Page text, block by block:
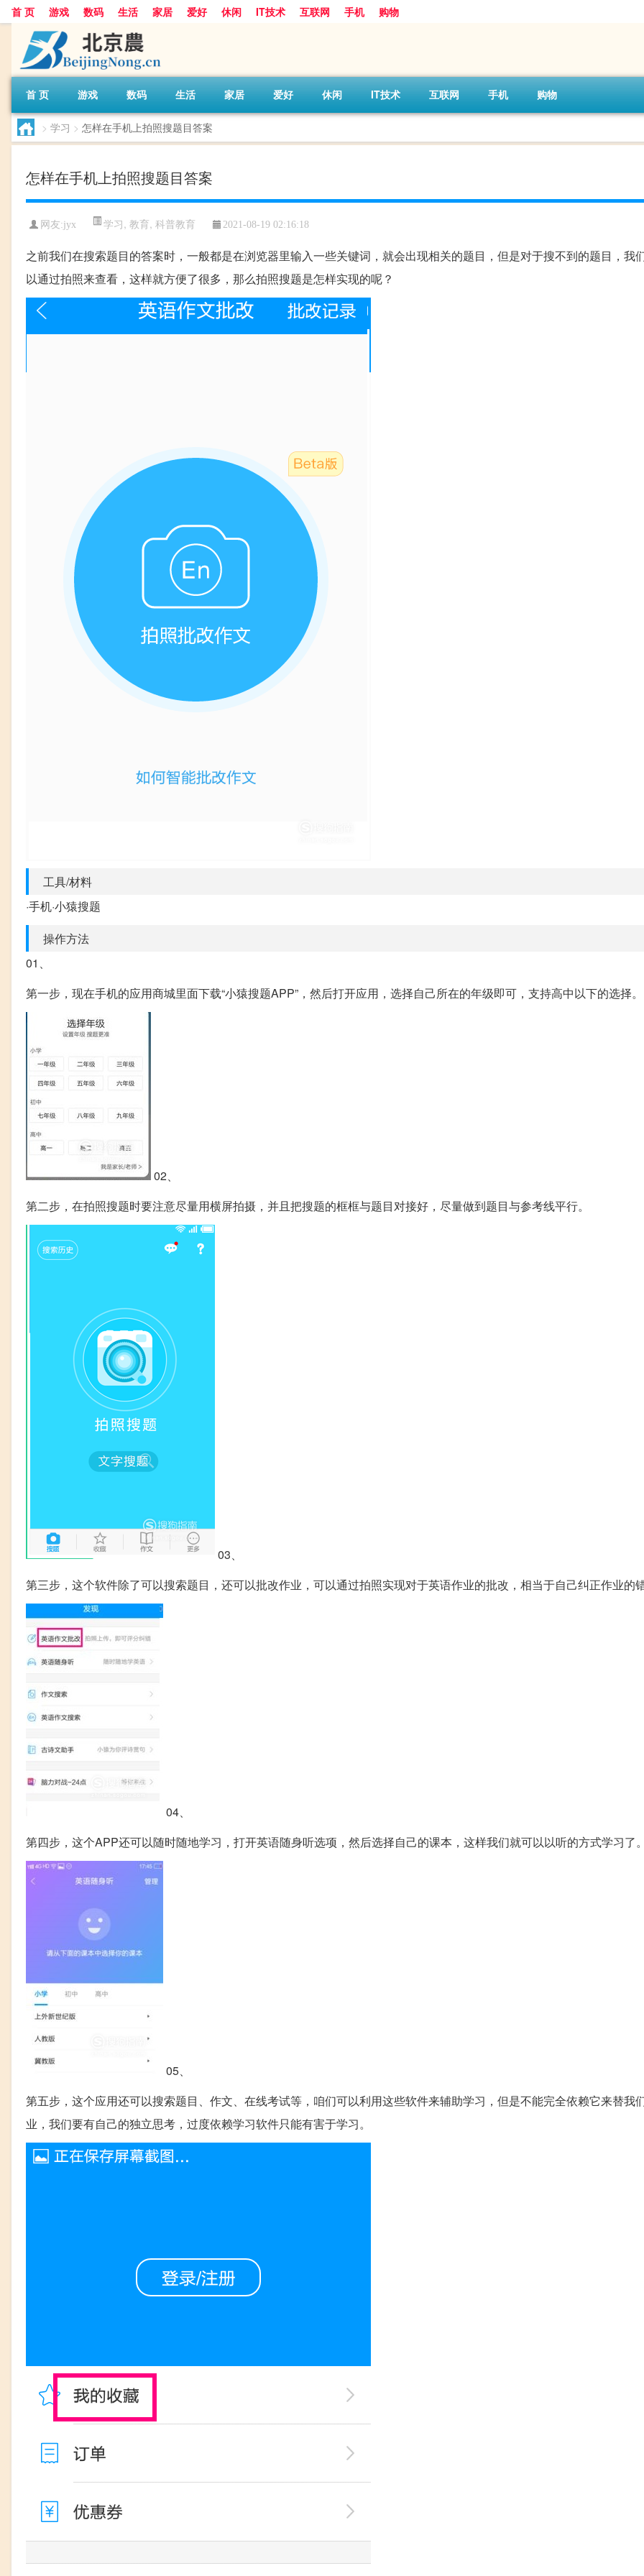
首 页 游戏 数码 生活 家居 爱好 休闲 IT技术 互联网 手机 购物
首 页 游戏 数码 生活 家居 爱好 休闲 IT技术 互联网 手机 购物
> 学习 > 怎样在手机上拍照搜题目答案
怎样在手机上拍照搜题目答案
网友:jyx 学习, 教育, 科普教育 2021-08-19 02:16:18
之前我们在搜索题目的答案时，一般都是在浏览器里输入一些关键词，就会出现相关的题目，但是对于搜不到的题目，我
以通过拍照来查看，这样就方便了很多，那么拍照搜题是怎样实现的呢？
工具/材料
·手机·小猿搜题
操作方法
01、
第一步，现在手机的应用商城里面下载“小猿搜题APP”，然后打开应用，选择自己所在的年级即可，支持高中以下的选择。
02、
第二步，在拍照搜题时要注意尽量用横屏拍摄，并且把搜题的框框与题目对接好，尽量做到题目与参考线平行。
03、
第三步，这个软件除了可以搜索题目，还可以批改作业，可以通过拍照实现对于英语作业的批改，相当于自己纠正作业的
04、
第四步，这个APP还可以随时随地学习，打开英语随身听选项，然后选择自己的课本，这样我们就可以以听的方式学习了
05、
第五步，这个应用还可以搜索题目、作文、在线考试等，咱们可以利用这些软件来辅助学习，但是不能完全依赖它来替我
业，我们要有自己的独立思考，过度依赖学习软件只能有害于学习。